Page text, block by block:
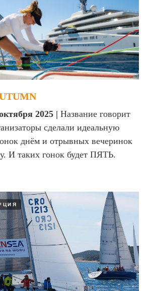
2025 | Название говорит
сделали идеальную
днём и отрывных вечеринок
И таких гонок будет ПЯТЬ.